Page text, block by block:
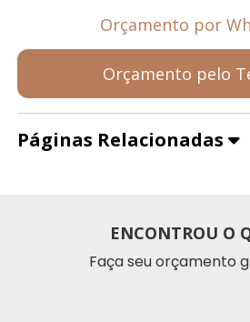
Orçamento por
Orçamento pelo
Páginas Relacionadas
ENCONTROU O
Faça seu orçamento